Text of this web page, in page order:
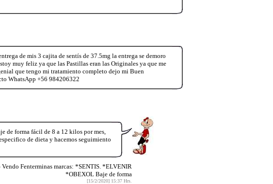
de mis 3 cajita de sentís de 37.5mg la entrega se demoro
muy feliz ya que las Pastillas eran las Originales ya que me
que tengo mi tratamiento completo dejo mi Buen
WhatsApp +56 984206322
de forma fácil de 8 a 12 kilos por mes,
de dieta y hacemos seguimiento
Fenterminas marcas: *SENTIS. *ELVENIR
*OBEXOL Baje de forma
[15/2/2020] 15:37 Hrs.